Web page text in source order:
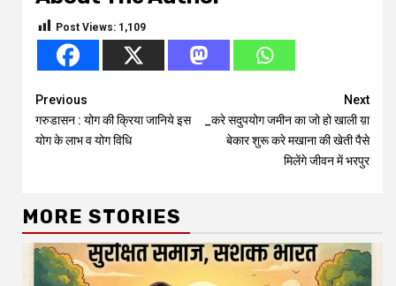
Post Views: 1,109
Continue
Reading
Previous
गरुडासन : योग की क्रिया जानिये इस
योग के लाभ व योग विधि
Next
_करे सदुपयोग जमीन का जो हो खाली य़ा
बेकार शुरू करे मखाना की खेती पैसे
मिलेंगे जीवन में भरपुर
MORE STORIES